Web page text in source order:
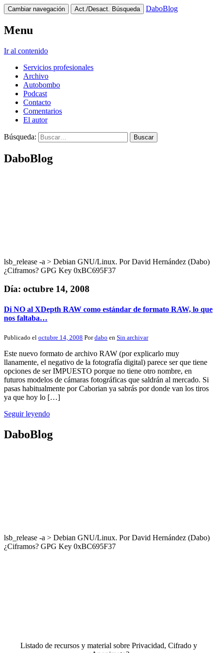
Cambiar navegación Act./Desact. Búsqueda DaboBlog
Menu
Ir al contenido
Servicios profesionales
Archivo
Autobombo
Podcast
Contacto
Comentarios
El autor
Búsqueda:
DaboBlog
lsb_release -a > Debian GNU/Linux. Por David Hernández (Dabo)
¿Ciframos? GPG Key 0xBC695F37
Día: octubre 14, 2008
Di NO al XDepth RAW como estándar de formato RAW, lo que
nos faltaba…
Publicado el octubre 14, 2008 Pordabo en Sin archivar
Este nuevo formato de archivo RAW (por explicarlo muy
llanamente, el negativo de la fotografía digital) parece ser que tiene
opciones de ser IMPUESTO porque no tiene otro nombre, en
futuros modelos de cámaras fotográficas que saldrán al mercado. Si
pasas habitualmente por Caborian ya sabrás por donde van los tiros
ya que hoy lo […]
Seguir leyendo
DaboBlog
lsb_release -a > Debian GNU/Linux. Por David Hernández (Dabo)
¿Ciframos? GPG Key 0xBC695F37
Listado de recursos y material sobre Privacidad, Cifrado y